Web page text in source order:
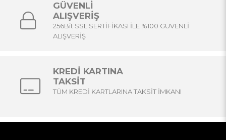
GÜVENLİ
ALIŞVERİŞ
256Bit SSL SERTİFİKASI İLE %100 GÜVENLİ
ALIŞVERİŞ
KREDİ KARTINA
TAKSİT
TÜM KREDİ KARTLARINA TAKSİT İMKANI